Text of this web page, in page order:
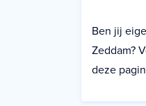
Ben jij
Zeddam?
deze